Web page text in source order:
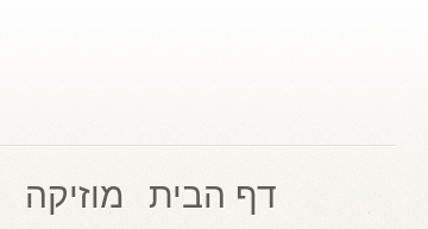
דף הבית מוזיקה